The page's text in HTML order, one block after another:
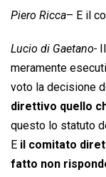
Piero Ricca– E il
Lucio di Gaetano-
meramente
voto la decisione
direttivo quello
questo lo statuto
E il comitato
fatto non